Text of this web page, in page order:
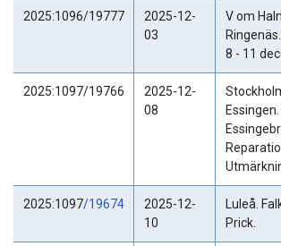
2025:1096/19777
2025-12-
03
V om
8 - 11
2025:1097/19766
2025-12-
08
2025:1097/19674
2025-12-
10
Luleå.
Prick.